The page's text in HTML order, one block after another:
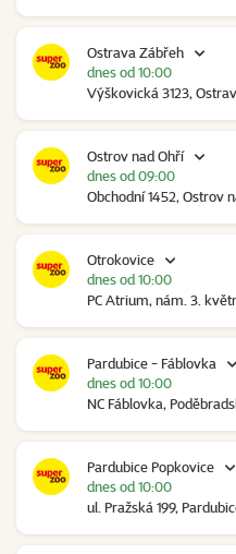
Ostrava Zábřeh
Výškovická 3123,
dnes od 10:00
Ostrov nad Ohří
Obchodní 1452, Ostrov
dnes od 09:00
Otrokovice
PC Atrium, nám. 3.
dnes od 10:00
Pardubice - Fáblovka
NC Fáblovka,
dnes od 10:00
Pardubice Popkovice
ul. Pražská 199,
dnes od 10:00